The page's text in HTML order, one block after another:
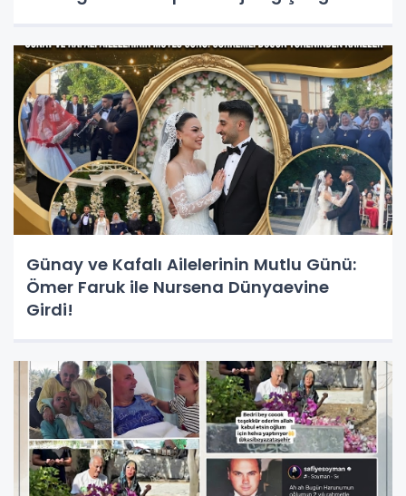
Günay ve Kafalı Ailelerinin Mutlu Günü:
Ömer Faruk ile Nursena Dünyaevine
Girdi!